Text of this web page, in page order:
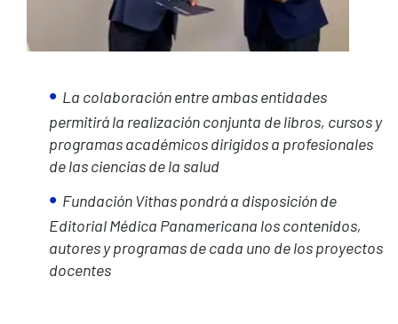
La colaboración entre ambas entidades
permitirá la realización conjunta de libros, cursos y
programas académicos dirigidos a profesionales
de las ciencias de la salud
Fundación Vithas pondrá a disposición de
Editorial Médica Panamericana los contenidos,
autores y programas de cada uno de los proyectos
docentes